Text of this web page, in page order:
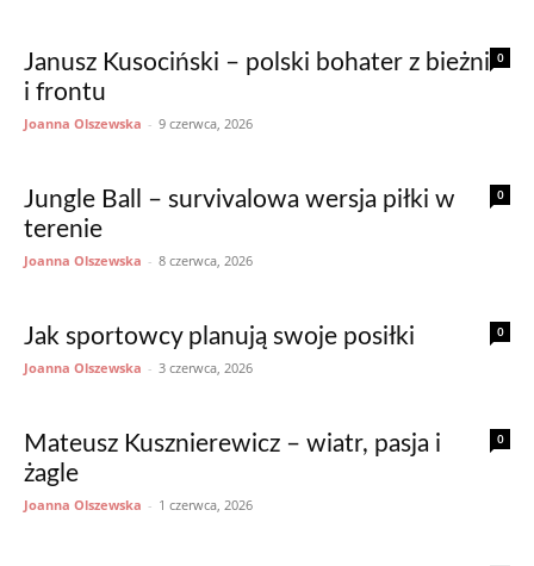
0
Janusz Kusociński – polski bohater z bieżni
i frontu
Joanna Olszewska - 9 czerwca, 2026
0
Jungle Ball – survivalowa wersja piłki w
terenie
Joanna Olszewska - 8 czerwca, 2026
0
Jak sportowcy planują swoje posiłki
Joanna Olszewska - 3 czerwca, 2026
0
Mateusz Kusznierewicz – wiatr, pasja i
żagle
Joanna Olszewska - 1 czerwca, 2026